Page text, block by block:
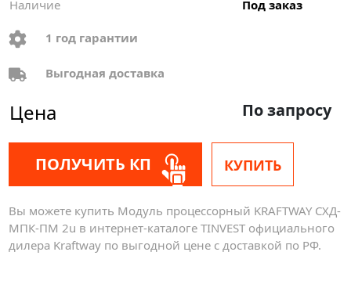
Наличие Под заказ
1 год гарантии
Выгодная доставка
Цена По запросу
ПОЛУЧИТЬ КП КУПИТЬ
Вы можете купить Модуль процессорный KRAFTWAY СХД-
МПК-ПМ 2u в интернет-каталоге TINVEST официального
дилера Kraftway по выгодной цене с доставкой по РФ.